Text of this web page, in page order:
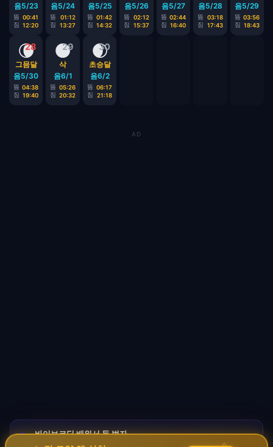
음5/23
뜸 00:41
짐 12:20
음5/24
뜸
01:12
짐
13:27
음5/25
뜸 01:42
짐 14:32
음5/26
뜸
02:12
짐
15:37
음5/27
뜸 02:44
짐 16:40
음5/28
뜸
03:18
짐
17:43
음5/29
뜸 03:56
짐 18:43
28
🌘
그믐달
음5/30
뜸 04:38
짐 19:40
29
🌑
삭
음6/1
뜸 05:26
짐 20:32
30
🌒
초승달
음6/2
뜸 06:17
짐
21:18
AD
🚀바이브코딩 배워서 돈 벌자
코딩 몰라도 AI로 자동화 수익 시스템 구축 · 무료